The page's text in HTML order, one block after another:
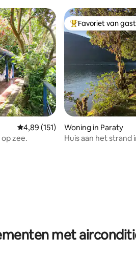
recensies
Gemiddelde beoordeling van
4,89 (151)
zee.
Topfavoriet van
Favoriet van
Woning in Paraty
Huis aan het strand
met